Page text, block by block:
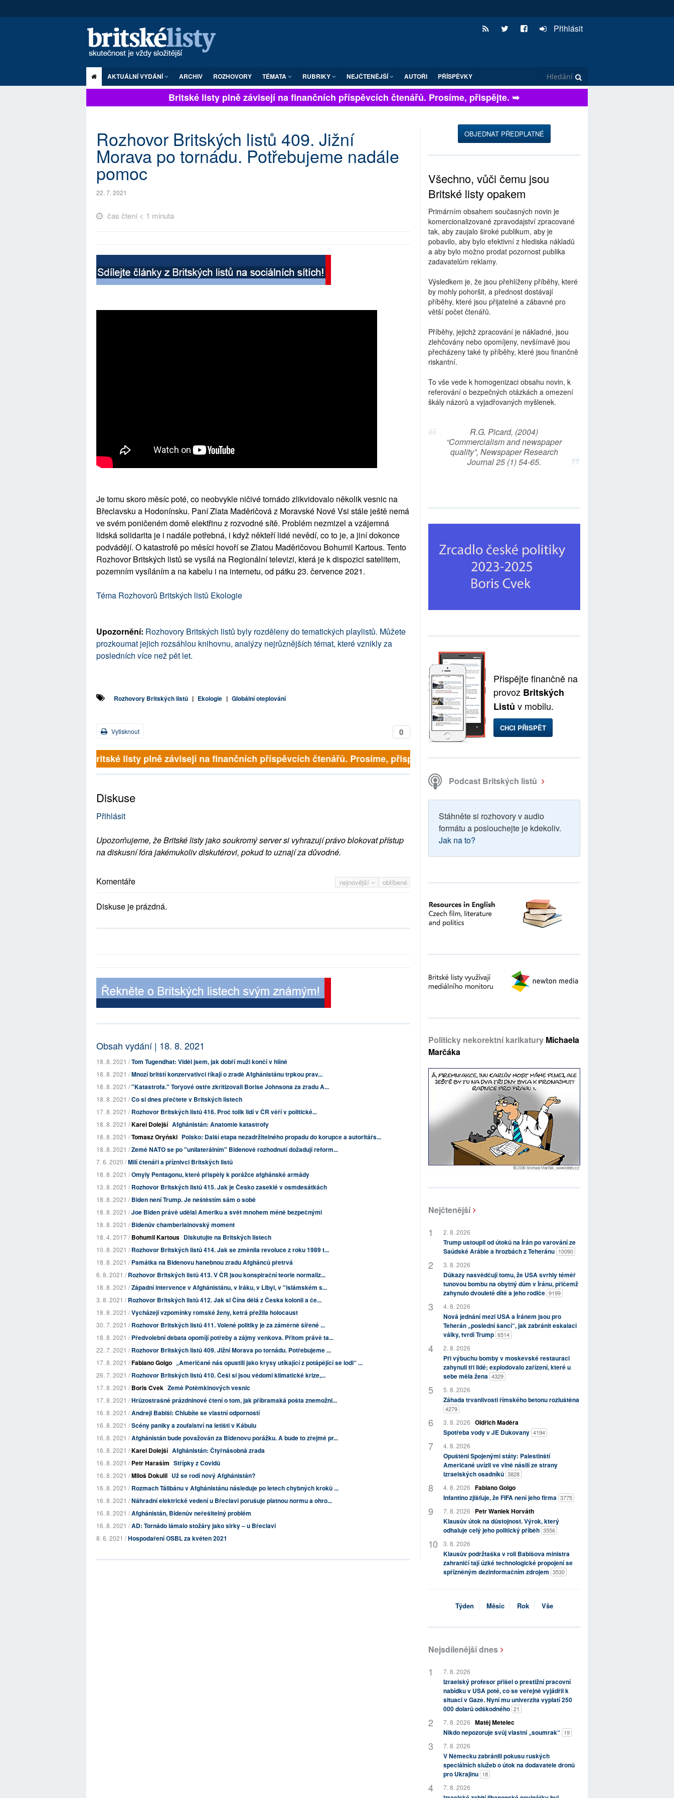
Přihlásit
AKTUÁLNÍ VYDÁNÍ ARCHIV ROZHOVORY TÉMATA RUBRIKY NEJČTENĚJŠÍ AUTOŘI PŘÍSPĚVKY
Britské listy plně závisejí na finančních příspěvcích čtenářů. Prosíme, přispějte. ➥
Rozhovor Britských listů 409. Jižní
Morava po tornádu. Potřebujeme nadále
pomoc
22. 7. 2021
čas čtení < 1 minuta
Je tomu skoro měsíc poté, co neobvykle ničivé tornádo zlikvidovalo několik vesnic na
Břeclavsku a Hodonínsku. Paní Zlata Maděričová z Moravské Nové Vsi stále ještě nemá
ve svém poničeném domě elektřinu z rozvodné sítě. Problém nezmizel a vzájemná
lidská solidarita je i nadále potřebná, i když někteří lidé nevědí, co to je, a jiní dokonce
podvádějí. O katastrofě po měsíci hovoří se Zlatou Maděričovou Bohumil Kartous. Tento
Rozhovor Britských listů se vysílá na Regionální televizi, která je k dispozici satelitem,
pozemním vysíláním a na kabelu i na internetu, od pátku 23. července 2021.
Téma Rozhovorů Britských listů Ekologie
Upozornění: Rozhovory Britských listů byly rozděleny do tematických playlistů. Můžete
prozkoumat jejich rozsáhlou knihovnu, analýzy nejrůznějších témat, které vznikly za
posledních více než pět let.
Rozhovory Britských listů | Ekologie | Globální oteplování
0
Vytisknout
Britské listy plně závisejí na finančních příspěvcích čtenářů. Prosíme, přispějte. ➥
Diskuse
Přihlásit
Upozorňujeme, že Britské listy jako soukromý server si vyhrazují právo blokovat přístup
na diskusní fóra jakémukoliv diskutérovi, pokud to uznají za důvodné.
nejnovější oblíbené
Komentáře
Diskuse je prázdná.
Obsah vydání | 18. 8. 2021
18. 8. 2021 /Tom Tugendhat: Viděl jsem, jak dobří muži končí v hlíně
18. 8. 2021 /Mnozí britští konzervativci říkají o zradě Afghánistánu trpkou prav...
18. 8. 2021 /"Katastrofa." Toryové ostře zkritizovali Borise Johnsona za zradu A...
18. 8. 2021 /Co si dnes přečtete v Britských listech
17. 8. 2021 /Rozhovor Britských listů 416. Proč tolik lidí v ČR věří v politické...
18. 8. 2021 /Karel Dolejší Afghánistán: Anatomie katastrofy
18. 8. 2021 /Tomasz Oryński Polsko: Další etapa nezadržitelného propadu do korupce a autoritářs...
18. 8. 2021 /Země NATO se po "unilaterálním" Bidenově rozhodnutí dožadují reform...
7. 6. 2020 /Milí čtenáři a příznivci Britských listů
18. 8. 2021 /Omyly Pentagonu, které přispěly k porážce afghánské armády
13. 8. 2021 /Rozhovor Britských listů 415. Jak je Česko zaseklé v osmdesátkách
18. 8. 2021 /Biden není Trump. Je neštěstím sám o sobě
18. 8. 2021 /Joe Biden právě udělal Ameriku a svět mnohem méně bezpečnými
18. 8. 2021 /Bidenův chamberlainovský moment
18. 4. 2017 /Bohumil Kartous Diskutujte na Britských listech
10. 8. 2021 /Rozhovor Britských listů 414. Jak se změnila revoluce z roku 1989 t...
18. 8. 2021 /Památka na Bidenovu hanebnou zradu Afghánců přetrvá
6. 8. 2021 /Rozhovor Britských listů 413. V ČR jsou konspirační teorie normaliz...
18. 8. 2021 /Západní intervence v Afghánistánu, v Iráku, v Libyi, v "islámském s...
3. 8. 2021 /Rozhovor Britských listů 412. Jak si Čína dělá z Česka kolonii a če...
18. 8. 2021 /Vycházejí vzpomínky romské ženy, ketrá přežila holocaust
30. 7. 2021 /Rozhovor Britských listů 411. Volené politiky je za záměrně šířené ...
18. 8. 2021 /Předvolební debata opomíjí potřeby a zájmy venkova. Přitom právě ta...
22. 7. 2021 /Rozhovor Britských listů 409. Jižní Morava po tornádu. Potřebujeme ...
17. 8. 2021 /Fabiano Golgo „Američané nás opustili jako krysy utíkající z potápějící se lodi“ ...
26. 7. 2021 /Rozhovor Britských listů 410. Češi si jsou vědomi klimatické krize,...
17. 8. 2021 /Boris Cvek Země Potěmkinových vesnic
17. 8. 2021 /Hrůzostrašné prázdninové čtení o tom, jak příbramská pošta znemožni...
16. 8. 2021 /Andreji Babiši: Chlubíte se vlastní odporností
16. 8. 2021 /Scény paniky a zoufalství na letišti v Kábulu
16. 8. 2021 /Afghánistán bude považován za Bidenovu porážku. A bude to zřejmě pr...
16. 8. 2021 /Karel Dolejší Afghánistán: Čtyřnásobná zrada
16. 8. 2021 /Petr Haraším Střípky z Covidů
16. 8. 2021 /Miloš Dokulil Už se rodí nový Afghánistán?
16. 8. 2021 /Rozmach Tálibánu v Afghánistánu následuje po letech chybných kroků ...
16. 8. 2021 /Náhradní elektrické vedení u Břeclavi porušuje platnou normu a ohro...
16. 8. 2021 /Afghánistán, Bidenův neřešitelný problém
16. 8. 2021 /AD: Tornádo lámalo stožáry jako sirky – u Břeclavi
8. 6. 2021 /Hospodaření OSBL za květen 2021
OBJEDNAT PŘEDPLATNÉ
Všechno, vůči čemu jsou
Britské listy opakem
Primárním obsahem současných novin je
komercionalizované zpravodajství zpracované
tak, aby zaujalo široké publikum, aby je
pobavilo, aby bylo efektivní z hlediska nákladů
a aby bylo možno prodat pozornost publika
zadavatelům reklamy.
Výsledkem je, že jsou přehlíženy příběhy, které
by mohly pohoršit, a přednost dostávají
příběhy, které jsou přijatelné a zábavné pro
větší počet čtenářů.
Příběhy, jejichž zpracování je nákladné, jsou
zlehčovány nebo opomíjeny, nevšímavě jsou
přecházeny také ty příběhy, které jsou finančně
riskantní.
To vše vede k homogenizaci obsahu novin, k
referování o bezpečných otázkách a omezení
škály názorů a vyjadřovaných myšlenek.
R.G. Picard, (2004)
“Commercialism and newspaper
quality”, Newspaper Research
Journal 25 (1) 54-65.
Přispějte finančně na
provoz Britských
Listů v mobilu.
CHCI PŘISPĚT
Podcast Britských listů
Stáhněte si rozhovory v audio
formátu a poslouchejte je kdekoliv.
Jak na to?
Politicky nekorektní karikatury Michaela
Marčáka
Nejčtenější
2. 8. 2026
Trump ustoupil od útoků na Írán po varování ze
Saúdské Arábie a hrozbách z Teheránu 10090
3. 8. 2026
Důkazy nasvědčují tomu, že USA svrhly téměř
tunovou bombu na obytný dům v Íránu, přičemž
zahynulo dvouleté dítě a jeho rodiče 9199
4. 8. 2026
Nová jednání mezi USA a Íránem jsou pro
Teherán „poslední šancí“, jak zabránit eskalaci
války, tvrdí Trump 6514
2. 8. 2026
Při výbuchu bomby v moskevské restauraci
zahynuli tři lidé; explodovalo zařízení, které u
sebe měla žena 4329
5. 8. 2026
Záhada trvanlivosti římského betonu rozluštěna
4279
3. 8. 2026 Oldřich Maděra
Spotřeba vody v JE Dukovany 4194
4. 8. 2026
Opuštěni Spojenými státy: Palestinští
Američané uvízli ve vlně násilí ze strany
izraelských osadníků 3828
4. 8. 2026 Fabiano Golgo
Infantino zjišťuje, že FIFA není jeho firma 3775
7. 8. 2026
Petr Waniek Horváth
Klausův útok na důstojnost. Výrok, který
odhaluje celý jeho politický příběh 3556
3. 8. 2026
Klausův podržtaška v roli Babišova ministra
zahraničí tají úzké technologické propojení se
spřízněným dezinformačním zdrojem 3530
Týden Měsíc Rok Vše
Nejsdílenější dnes
7. 8. 2026
Izraelský profesor přišel o prestižní pracovní
nabídku v USA poté, co se veřejně vyjádřil k
situaci v Gaze. Nyní mu univerzita vyplatí 250
000 dolarů odškodného 21
7. 8. 2026 Matěj Metelec
Nikdo nepozoruje svůj vlastní „soumrak“ 19
7. 8. 2026
V Německu zabránili pokusu ruských
speciálních služeb o útok na dodavatele dronů
pro Ukrajinu 18
7. 8. 2026